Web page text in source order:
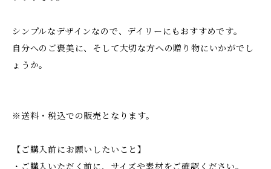
シンプルなデザインなので、デイリーにもおすすめです。
自分へのご褒美に、そして大切な方への贈り物にいかがでし
ょうか。
※送料・税込での販売となります。
【ご購入前にお願いしたいこと】
・ご購入いただく前に、サイズや素材をご確認ください。